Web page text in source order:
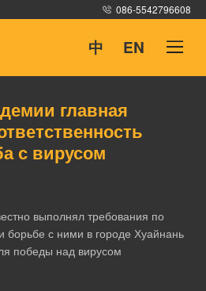
086-5542796608
中 EN
главная
с вирусом
выполнял требования по
борьбе с ними в городе Хуайнань
победы над вирусом